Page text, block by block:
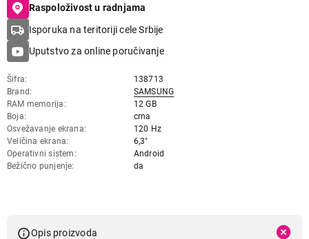
Raspoloživost u radnjama
Isporuka na teritoriji cele Srbije
Uputstvo za online poručivanje
Šifra
138713
Brand
SAMSUNG
RAM memorija
12 GB
Boja
crna
Osvežavanje ekrana
120 Hz
Veličina ekrana
6,3"
Operativni sistem
Android
Bežično punjenje
da
Opis proizvoda